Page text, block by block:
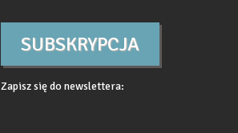
SUBSKRYPCJA
Zapisz się do newslettera: